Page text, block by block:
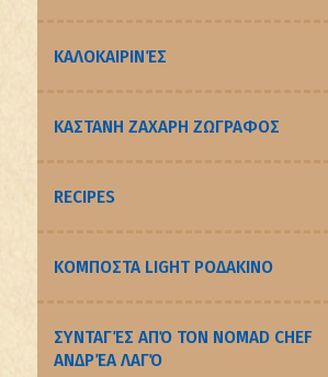
ΚΑΛΟΚΑΙΡΙΝΈΣ
ΚΑΣΤΑΝΗ ΖΑΧΑΡΗ ΖΩΓΡΑΦΟΣ
RECIPES
ΚΟΜΠΟΣΤΑ LIGHT ΡΟΔΑΚΙΝΟ
ΣΥΝΤΑΓΈΣ ΑΠΌ ΤΟΝ NOMAD CHEF
ΑΝΔΡΈΑ ΛΑΓΌ